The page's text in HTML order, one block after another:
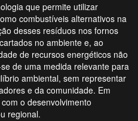
que permite utilizar
combustíveis alternativos na
desses resíduos nos fornos
no ambiente e, ao
de recursos energéticos não
de uma medida relevante para
ambiental, sem representar
e da comunidade. Em
o desenvolvimento
regional.